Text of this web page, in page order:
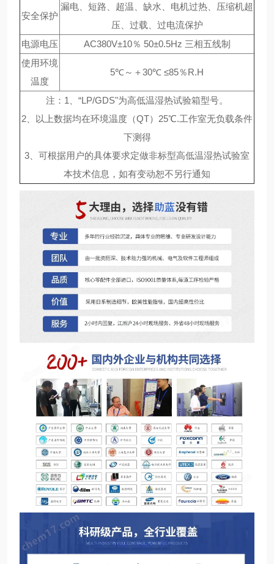
安全保护
漏电、短路、超温、缺水、电机过热、压缩机超
压、过载、过电流保护
电源电压
AC380V±10％ 50±0.5Hz 三相五线制
使用环境
温度
5℃～＋30℃ ≤85％R.H
注：1、“LP/GDS"为高低温湿热试验箱型号。
2、以上数据均在环境温度（QT）25℃.工作室无负载条件
下测得
3、可根据用户的具体要求定做非标型高低温湿热试验室
本技术信息，如有变动恕不另行通知